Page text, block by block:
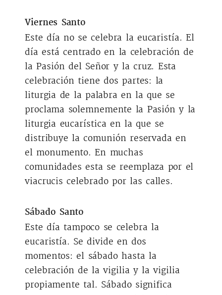
Viernes Santo
Este día no se celebra la eucaristía. El
día está centrado en la celebración de
la Pasión del Señor y la cruz. Esta
celebración tiene dos partes: la
liturgia de la palabra en la que se
proclama solemnemente la Pasión y la
liturgia eucarística en la que se
distribuye la comunión reservada en
el monumento. En muchas
comunidades esta se reemplaza por el
viacrucis celebrado por las calles.
Sábado Santo
Este día tampoco se celebra la
eucaristía. Se divide en dos
momentos: el sábado hasta la
celebración de la vigilia y la vigilia
propiamente tal. Sábado significa